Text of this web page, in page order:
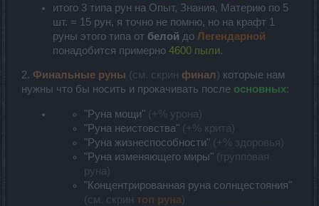
итого 3 типа рун на Опыт, Знания, Материю по 5
шт. = 15 рун, я точно не помню, но на крафт 1
руны этого типа от белой до Легендарной
понадобится примерно 4600 пыли.
2. Финальные руны (см. скрин финал) которые нам
нужны что бы носить и прокачивать после основных:
"Руна мощи" (+% урона)
"Руна неистовства" (+% крита)
"Руна жизнеспособности" (+% здоровья)
"Руна изменяющего миры" (групповая
руна)
"Концентрированная руна солнцестояния"
(см. скрин топ руна)